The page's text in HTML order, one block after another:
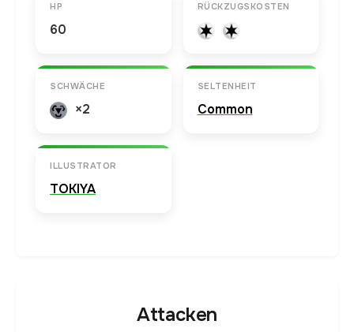
HP
60
RÜCKZUGSKOSTEN
SCHWÄCHE
×2
SELTENHEIT
Common
ILLUSTRATOR
TOKIYA
Attacken